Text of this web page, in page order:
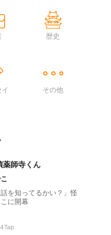
歴史
その他
薬師寺くん
話を知ってるかい？」怪
に開幕
Tap